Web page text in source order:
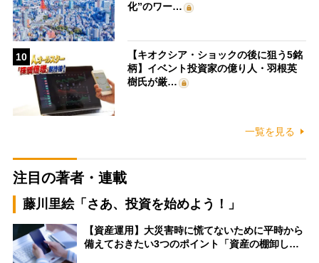
化”のワー…
10
【キオクシア・ショックの後に狙う5銘
柄】イベント投資家の億り人・羽根英
樹氏が厳…
一覧を見る
注目の著者・連載
藤川里絵「さあ、投資を始めよう！」
【資産運用】大災害時に慌てないために平時から
備えておきたい3つのポイント「資産の棚卸し…